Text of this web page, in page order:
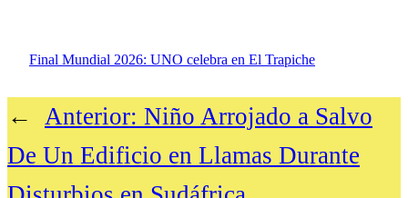
Final Mundial 2026: UNO celebra en El Trapiche
← Anterior: Niño Arrojado a Salvo
De Un Edificio en Llamas Durante